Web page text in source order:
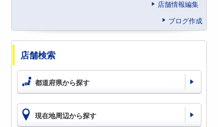
店舗情報編集
ブログ作成
店舗検索
都道府県から探す
現在地周辺から探す